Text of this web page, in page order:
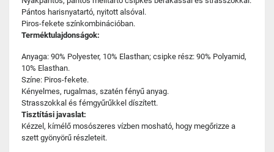
Pántos harisnyatartó, nyitott alsóval.
Piros-fekete színkombinációban.
Terméktulajdonságok:
Anyaga: 90% Polyester, 10% Elasthan; csipke rész: 90% Polyamid,
10% Elasthan.
Színe: Piros-fekete.
Kényelmes, rugalmas, szatén fényű anyag.
Strasszokkal és fémgyűrűkkel díszített.
Tisztítási javaslat:
Kézzel, kímélő mosószeres vízben mosható, hogy megőrizze a
szett gyönyörű részleteit.